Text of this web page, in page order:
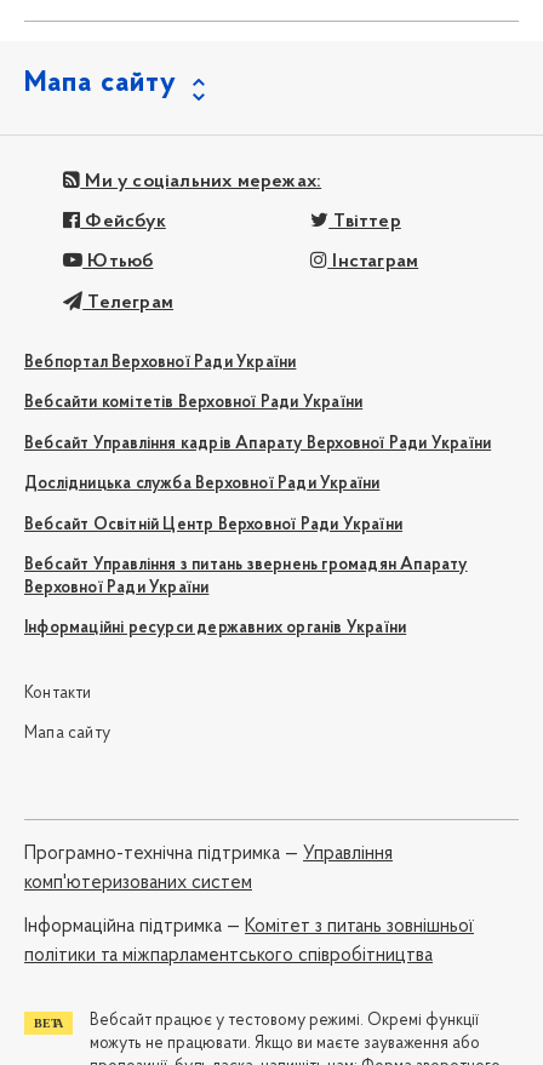
Мапа сайту
Ми у соціальних мережах:
Фейсбук Твіттер
Ютьюб Інстаграм
Телеграм
Вебпортал Верховної Ради України
Вебсайти комітетів Верховної Ради України
Вебсайт Управління кадрів Апарату Верховної Ради України
Дослідницька служба Верховної Ради України
Вебсайт Освітній Центр Верховної Ради України
Вебсайт Управління з питань звернень громадян Апарату
Верховної Ради України
Інформаційні ресурси державних органів України
Контакти
Мапа сайту
Програмно-технічна підтримка — Управління
комп'ютеризованих систем
Iнформаційна підтримка — Комітет з питань зовнішньої
політики та міжпарламентського співробітництва
Вебсайт працює у тестовому режимі. Окремі функції
можуть не працювати. Якщо ви маєте зауваження або